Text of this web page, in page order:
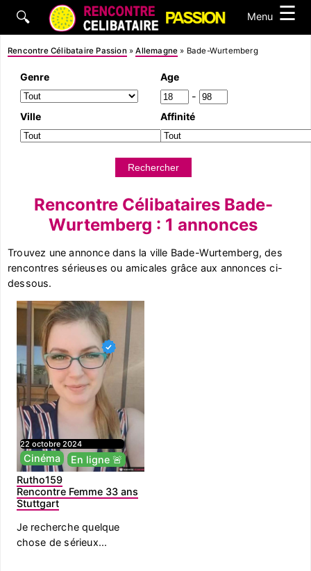
🔍 Menu ☰
Rencontre Célibataire Passion »Allemagne » Bade-Wurtemberg
Genre
Age
-
Ville
Affinité
Rencontre Célibataires Bade-
Wurtemberg : 1 annonces
Trouvez une annonce dans la ville Bade-Wurtemberg, des
rencontres sérieuses ou amicales grâce aux annonces ci-
dessous.
22 octobre 2024
Cinéma
En ligne 🚨
Rutho159
Rencontre Femme 33 ans
Stuttgart
Je recherche quelque
chose de sérieux...